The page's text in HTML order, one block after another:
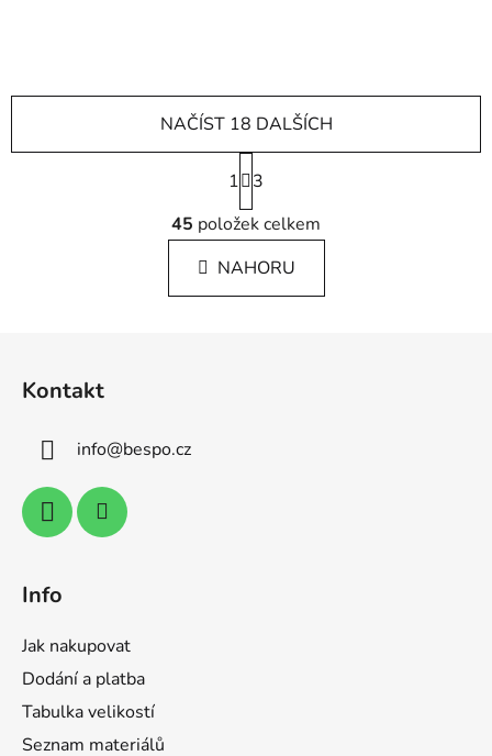
O
v
l
á
d
NAČÍST 18 DALŠÍCH
S
t
r
á
n
k
1
3
45 položek celkem
NAHORU
Kontakt
info@bespo.cz
Info
Jak nakupovat
Dodání a platba
Tabulka velikostí
Seznam materiálů